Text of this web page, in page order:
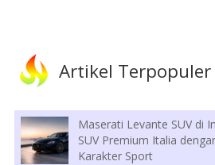
Artikel Terpopuler
Maserati Levante SUV di
SUV Premium Italia
Karakter Sport